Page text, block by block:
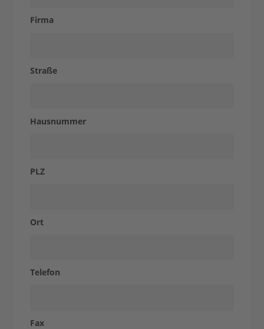
Studies
Express-
Shop
Firma
Straße
Hausnummer
PLZ
Ort
Telefon
Fax